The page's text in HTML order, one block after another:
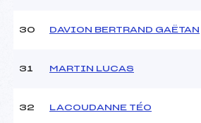
30 DAVION BERTRAND GAËTAN
31 MARTIN LUCAS
32 LACOUDANNE TÉO